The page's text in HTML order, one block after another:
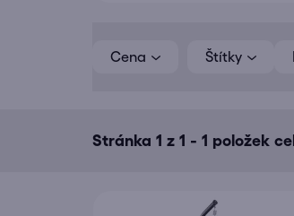
Stránka 1 z 1 - 1 položek
Cena
p